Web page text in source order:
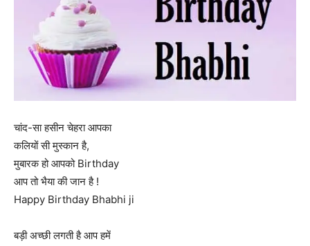
चांद-सा हसीन चेहरा आपका
कलियों सी मुस्कान है,
मुबारक हो आपको Birthday
आप तो भैया की जान है !
Happy Birthday Bhabhi ji
बड़ी अच्छी लगती है आप हमें